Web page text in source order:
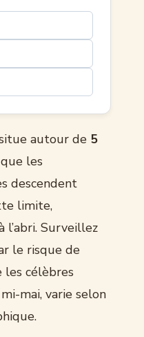
autour de 5
les
descendent
limite,
l’abri. Surveillez
le risque de
les célèbres
mai, varie selon